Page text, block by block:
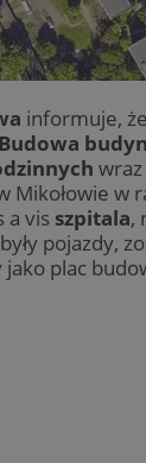
informuje,
Budowa
Mikołowie w
a vis szpitala,
pojazdy,
plac